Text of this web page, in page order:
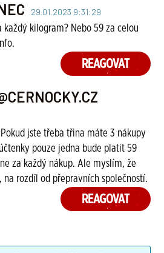
29.01.2023 9:31:29
každý kilogram? Nebo 59 za celou
REAGOVAT
jste třeba třina máte 3 nákupy
pouze jedna bude platit 59
za každý nákup. Ale myslím, že
na rozdíl od přepravních společností.
REAGOVAT